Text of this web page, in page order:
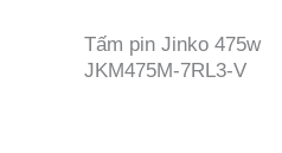
Tấm pin Jinko 475w
JKM475M-7RL3-V